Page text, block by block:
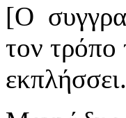
[Ο
τον
εκπλήσσει.